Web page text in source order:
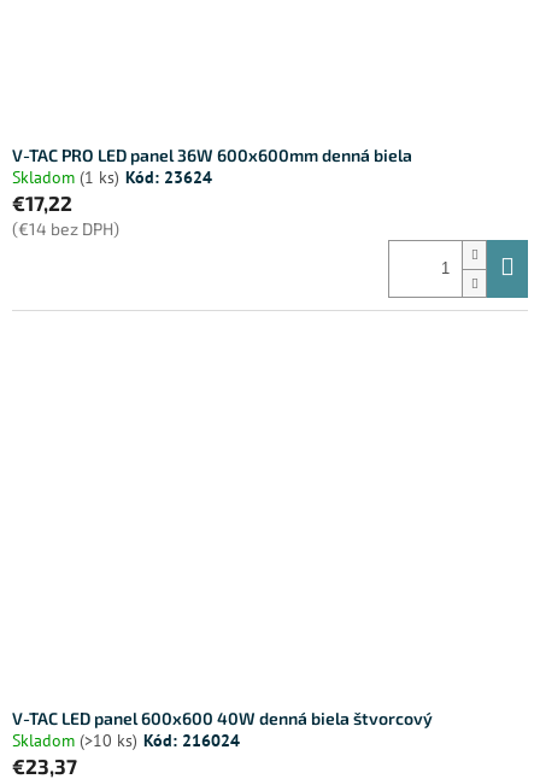
V-TAC PRO LED panel 36W 600x600mm denná biela
Skladom (1 ks) Kód: 23624
€17,22
(€14 bez DPH)
V-TAC LED panel 600x600 40W denná biela štvorcový
Skladom (>10 ks) Kód: 216024
€23,37